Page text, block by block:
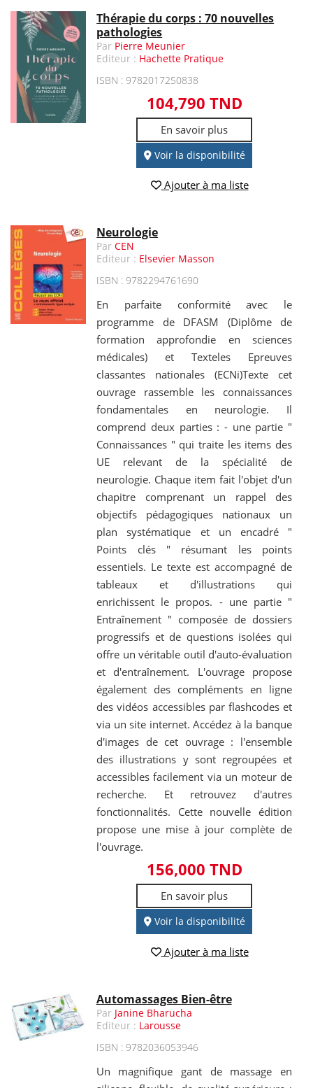
Thérapie du corps : 70 nouvelles
pathologies
Par Pierre Meunier
Editeur : Hachette Pratique
ISBN : 9782017250838
104,790 TND
En savoir plus
Voir la disponibilité
Ajouter à ma liste
Neurologie
ParCEN
Editeur : Elsevier Masson
ISBN : 9782294761690
En parfaite conformité avec le
programme de DFASM (Diplôme de
formation approfondie en sciences
médicales) et Texteles Epreuves
classantes nationales (ECNi)Texte cet
ouvrage rassemble les connaissances
fondamentales en neurologie. Il
comprend deux parties : - une partie "
Connaissances " qui traite les items des
UE relevant de la spécialité de
neurologie. Chaque item fait l'objet d'un
chapitre comprenant un rappel des
objectifs pédagogiques nationaux un
plan systématique et un encadré "
Points clés " résumant les points
essentiels. Le texte est accompagné de
tableaux et d'illustrations qui
enrichissent le propos. - une partie "
Entraînement " composée de dossiers
progressifs et de questions isolées qui
offre un véritable outil d'auto-évaluation
et d'entraînement. L'ouvrage propose
également des compléments en ligne
des vidéos accessibles par flashcodes et
via un site internet. Accédez à la banque
d'images de cet ouvrage : l'ensemble
des illustrations y sont regroupées et
accessibles facilement via un moteur de
recherche. Et retrouvez d'autres
fonctionnalités. Cette nouvelle édition
propose une mise à jour complète de
l'ouvrage.
156,000 TND
En savoir plus
Voir la disponibilité
Ajouter à ma liste
Automassages Bien-être
Par Janine Bharucha
Editeur : Larousse
ISBN : 9782036053946
Un magnifique gant de massage en